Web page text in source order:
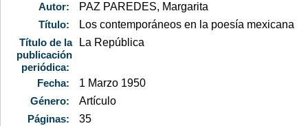
Autor:
PAZ PAREDES, Margarita
Título:
Los contemporáneos en la poesía mexicana
Título de la
publicación
periódica:
La República
Fecha:
1 Marzo 1950
Género:
Artículo
Páginas:
35